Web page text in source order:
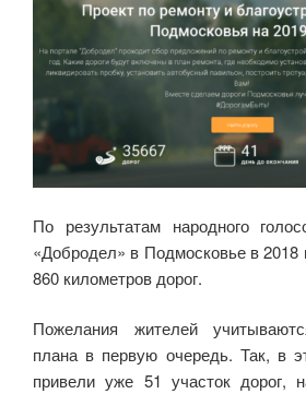
По результатам народного
«Добродел» в Подмосковье в 2018
860 километров дорог.
Пожелания жителей
плана в первую очередь. Так, в
привели уже 51 участок дорог,